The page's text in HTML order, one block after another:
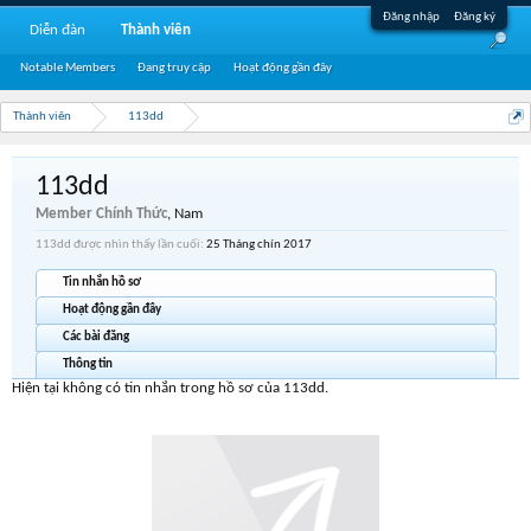
Đăng nhập Đăng ký
Thành viên 113dd
113dd
Member Chính Thức, Nam
113dd được nhìn thấy lần cuối: 25 Tháng chín 2017
Tin nhắn hồ sơ
Hoạt động gần đây
Các bài đăng
Thông tin
Hiện tại không có tin nhắn trong hồ sơ của 113dd.
Diễn đàn Thành viên
Notable Members Đang truy cập Hoạt động gần đây